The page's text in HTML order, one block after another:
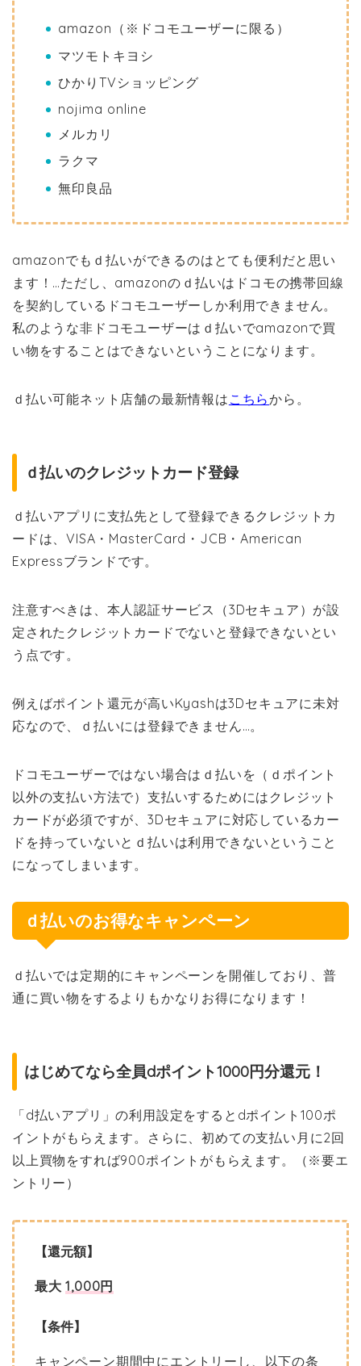
amazon（※ドコモユーザーに限る）
マツモトキヨシ
ひかりTVショッピング
nojima online
メルカリ
ラクマ
無印良品
amazonでもｄ払いができるのはとても便利だと思い
ます！…ただし、amazonのｄ払いはドコモの携帯回線
を契約しているドコモユーザーしか利用できません。
私のような非ドコモユーザーはｄ払いでamazonで買
い物をすることはできないということになります。
ｄ払い可能ネット店舗の最新情報は こちらから。
ｄ払いのクレジットカード登録
ｄ払いアプリに支払先として登録できるクレジットカ
ードは、VISA・MasterCard・JCB・American
Expressブランドです。
注意すべきは、本人認証サービス（3Dセキュア）が設
定されたクレジットカードでないと登録できないとい
う点です。
例えばポイント還元が高いKyashは3Dセキュアに未対
応なので、ｄ払いには登録できません…。
ドコモユーザーではない場合はｄ払いを（ｄポイント
以外の支払い方法で）支払いするためにはクレジット
カードが必須ですが、3Dセキュアに対応しているカー
ドを持っていないとｄ払いは利用できないということ
になってしまいます。
ｄ払いのお得なキャンペーン
ｄ払いでは定期的にキャンペーンを開催しており、普
通に買い物をするよりもかなりお得になります！
はじめてなら全員dポイント1000円分還元！
「d払いアプリ」の利用設定をするとdポイント100ポ
イントがもらえます。さらに、初めての支払い月に2回
以上買物をすれば900ポイントがもらえます。（※要エ
ントリー）
【還元額】
最大1,000円
【条件】
キャンペーン期間中にエントリーし、以下の条